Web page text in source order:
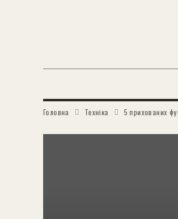
Головна Техніка 5 прихованих